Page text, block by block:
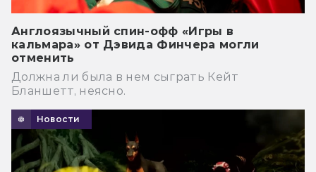
Англоязычный спин-офф «Игры в
кальмара» от Дэвида Финчера могли
отменить
Должна ли была в нем сыграть Кейт
Бланшетт, неясно.
Новости